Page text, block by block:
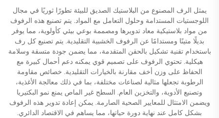
يمثل الرف المصنوع من البلاستيك الصديق للبيئة تطورًا ثوريًا في مجال
اللوجستيات المستدامة وحلول التعامل مع المواد. يتم تصنيع هذه الرفوف
من مواد بلاستيكية معاد تدويرها ومصممة بوعي بيئي كأولوية، مما يوفر
بديلًا متينًا ومستدامًا عن الرفوف الخشبية التقليدية. يتم تصنيع كل رف
باستخدام تقنية تشكيل بالحقن المتقدمة، مما يضمن جودة متسقة وسلامة
هيكلية. تحتوي الرفوف على تصميم قوي يمكنه دعم أحمال كبيرة مع
الحفاظ على وزن أخف مقارنة بالخيارات التقليدية. خصائص مقاومة
الرطوبة تجعلها مثالية لصناعات مختلفة، بما في ذلك معالجة الأغذية،
وتصنيع الأدوية، والتخزين العام. السطح غير الماص يمنع نمو البكتيريا
ويضمن الامتثال للمعايير الصحية الصارمة. يمكن إعادة تدوير هذه الرفوف
بشكل كامل عند نهاية دورة حياتها، مما يساهم في الاقتصاد الدائري.